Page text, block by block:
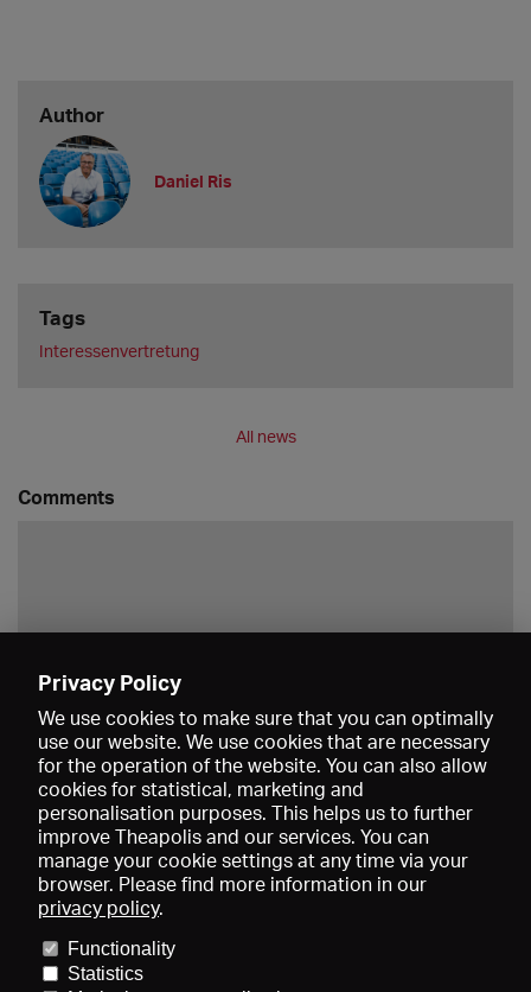
Author
Daniel Ris
Tags
Interessenvertretung
All news
Comments
About us
Imprint
Privacy Policy
We use cookies to make sure that you can optimally
use our website. We use cookies that are necessary
for the operation of the website. You can also allow
cookies for statistical, marketing and
personalisation purposes. This helps us to further
improve Theapolis and our services. You can
manage your cookie settings at any time via your
browser. Please find more information in our
privacy policy.
Functionality
Statistics